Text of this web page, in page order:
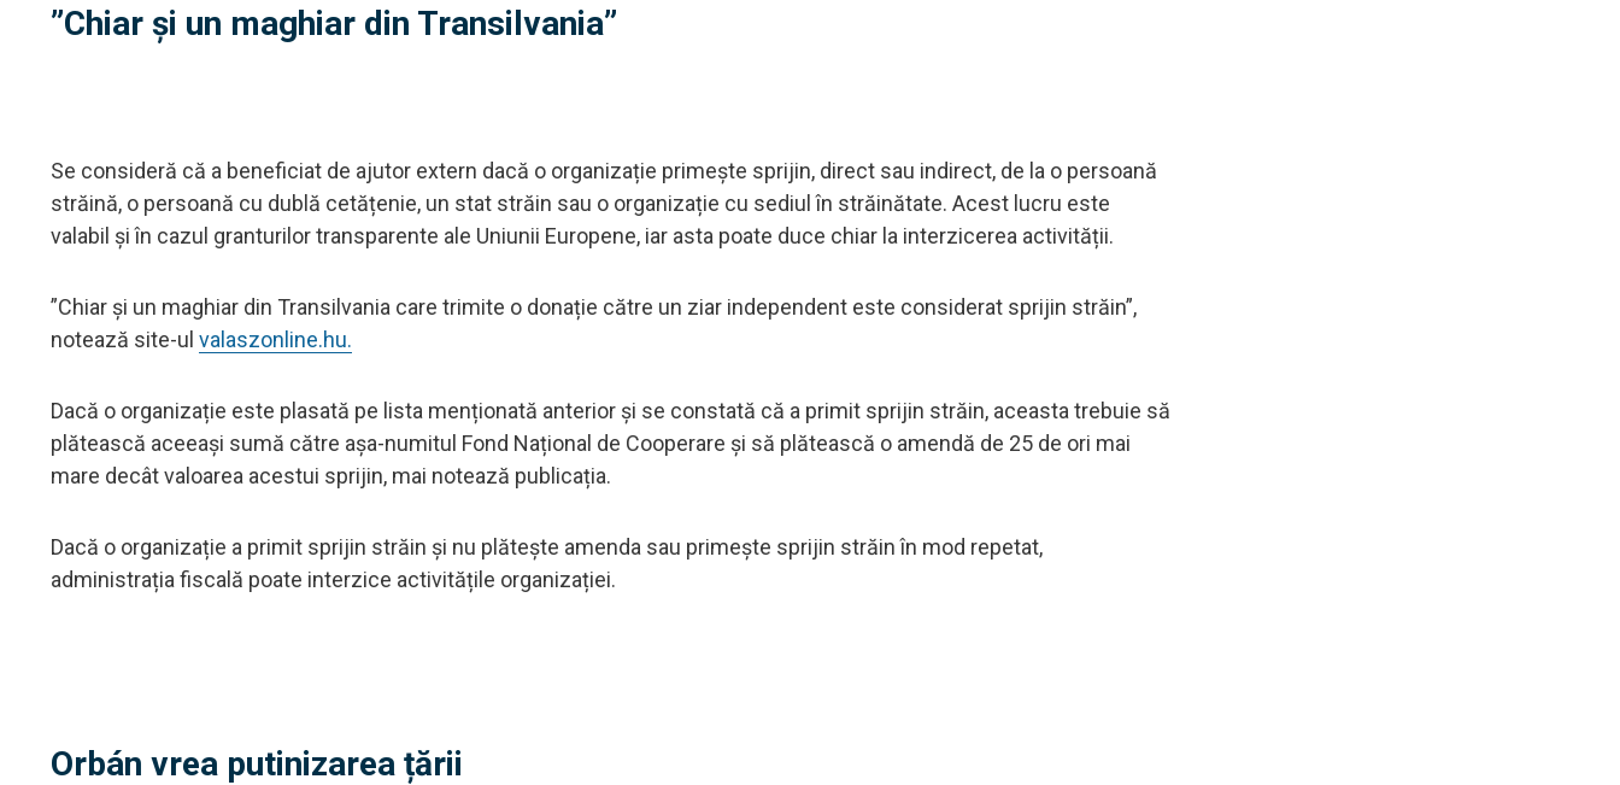
”Chiar și un maghiar din Transilvania”
Se consideră că a beneficiat de ajutor extern dacă o organizație primește sprijin, direct sau indirect, de la o persoană
străină, o persoană cu dublă cetățenie, un stat străin sau o organizație cu sediul în străinătate. Acest lucru este
valabil și în cazul granturilor transparente ale Uniunii Europene, iar asta poate duce chiar la interzicerea activității.
”Chiar și un maghiar din Transilvania care trimite o donație către un ziar independent este considerat sprijin străin”,
notează site-ul valaszonline.hu.
Dacă o organizație este plasată pe lista menționată anterior și se constată că a primit sprijin străin, aceasta trebuie să
plătească aceeași sumă către așa-numitul Fond Național de Cooperare și să plătească o amendă de 25 de ori mai
mare decât valoarea acestui sprijin, mai notează publicația.
Dacă o organizație a primit sprijin străin și nu plătește amenda sau primește sprijin străin în mod repetat,
administrația fiscală poate interzice activitățile organizației.
Orbán vrea putinizarea țării